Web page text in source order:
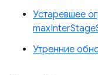
Устаревшее
Утренние